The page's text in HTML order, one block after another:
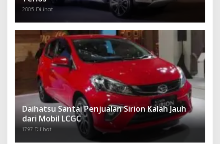
2005 Dilihat
Daihatsu Santai Penjualan Sirion Kalah Jauh
dari Mobil LCGC
1797 Dilihat